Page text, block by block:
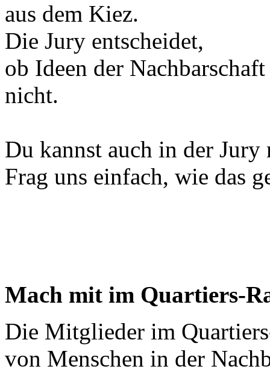
aus dem Kiez.
Die Jury entscheidet,
ob Ideen der
nicht.
Du kannst auch in der Jury
Frag uns einfach, wie das
Mach mit im Quartiers-
Die Mitglieder im
von Menschen in der